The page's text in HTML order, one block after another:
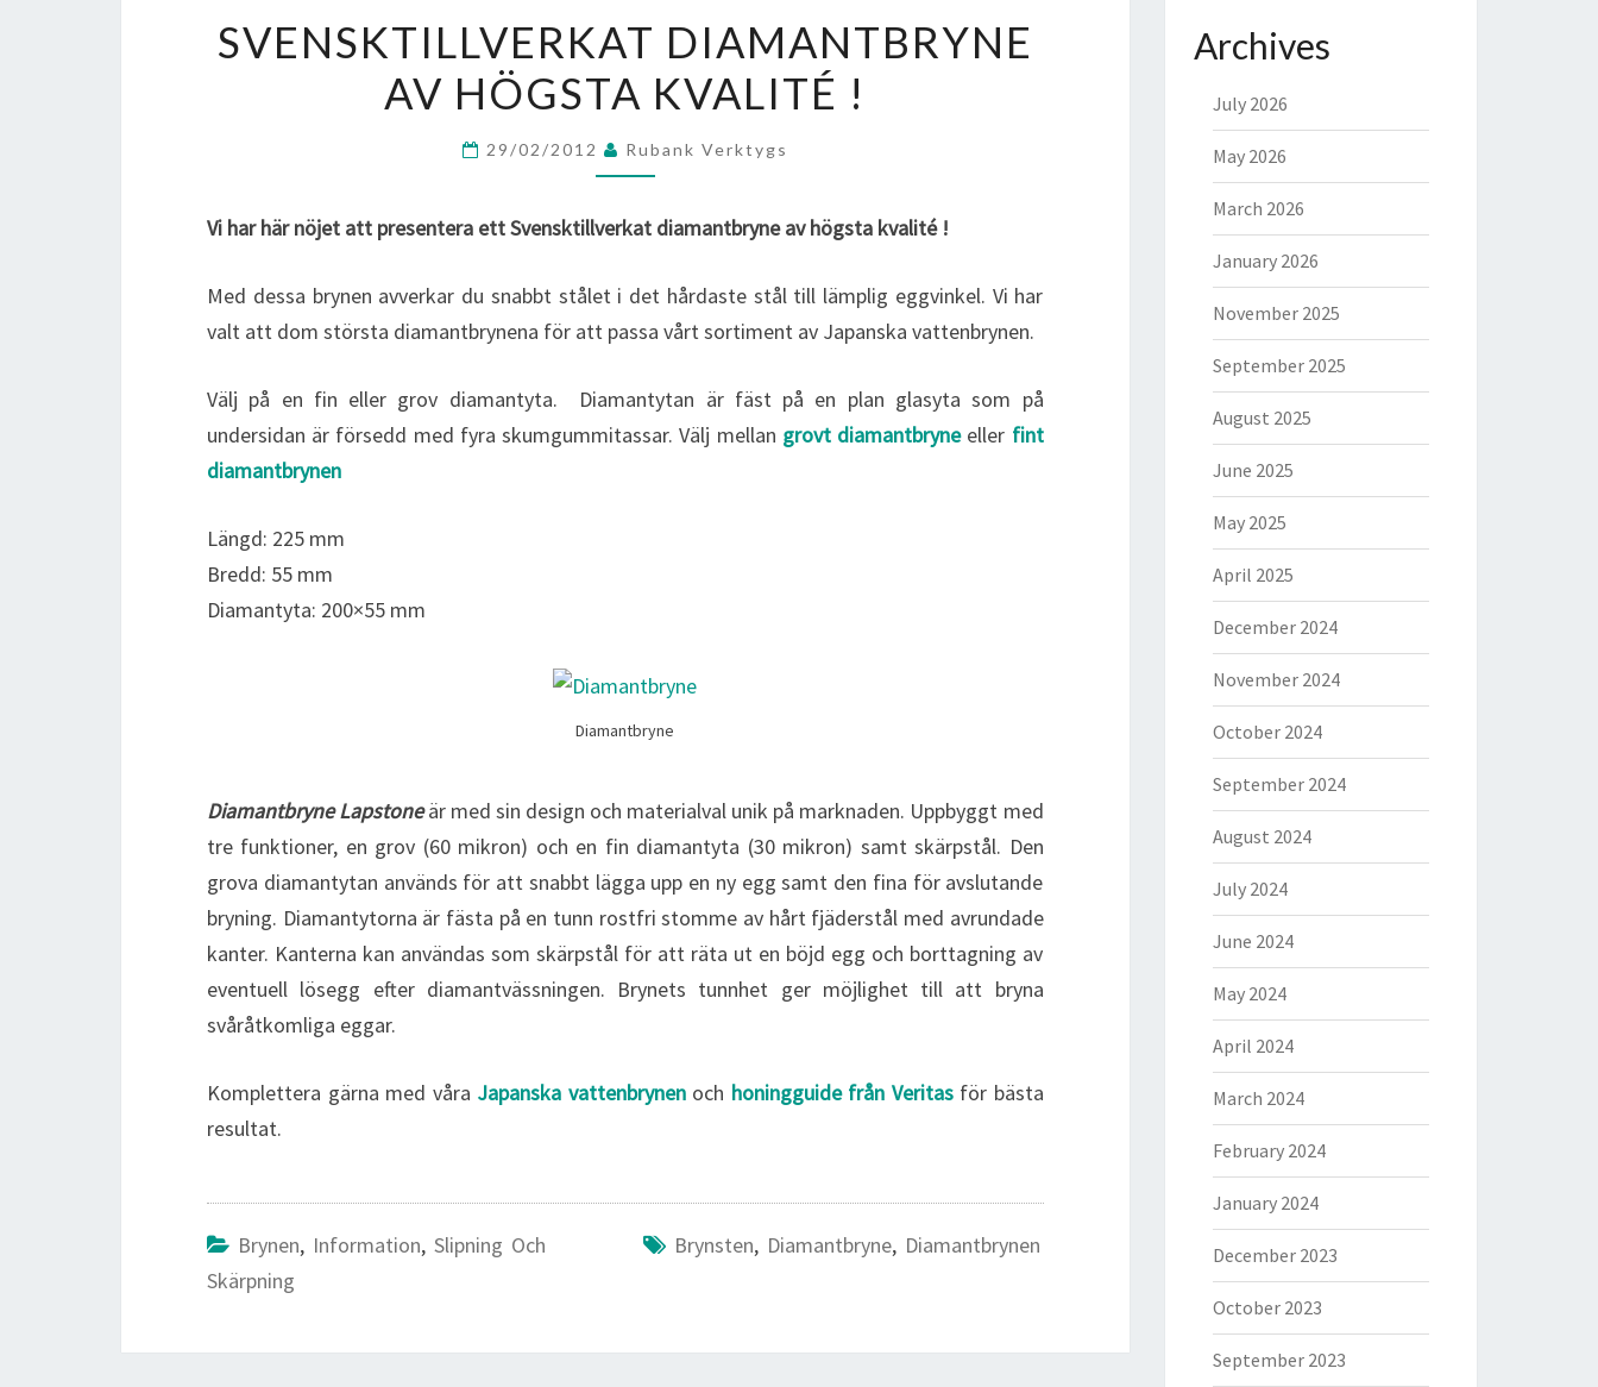
DIAMANTBRYNE
AV
HÖGSTA
KVALITÉ
SVENSKTILLVERKAT DIAMANTBRYNE
AV HÖGSTA KVALITÉ !
29/02/2012 Rubank Verktygs
Vi har här nöjet att presentera ett Svensktillverkat diamantbryne av högsta kvalité !
Med dessa brynen avverkar du snabbt stålet i det hårdaste stål till lämplig eggvinkel. Vi har
valt att dom största diamantbrynena för att passa vårt sortiment av Japanska vattenbrynen.
Välj på en fin eller grov diamantyta. Diamantytan är fäst på en plan glasyta som på
undersidan är försedd med fyra skumgummitassar. Välj mellan grovt diamantbryneeller fint
diamantbrynen
Längd: 225 mm
Bredd: 55 mm
Diamantyta: 200×55 mm
Diamantbryne
Diamantbryne Lapstoneär med sin design och materialval unik på marknaden. Uppbyggt med
tre funktioner, en grov (60 mikron) och en fin diamantyta (30 mikron) samt skärpstål. Den
grova diamantytan används för att snabbt lägga upp en ny egg samt den fina för avslutande
bryning. Diamantytorna är fästa på en tunn rostfri stomme av hårt fjäderstål med avrundade
kanter. Kanterna kan användas som skärpstål för att räta ut en böjd egg och borttagning av
eventuell lösegg efter diamantvässningen. Brynets tunnhet ger möjlighet till att bryna
svåråtkomliga eggar.
Komplettera gärna med våra Japanska vattenbrynenoch honingguide från Veritas för bästa
resultat.
Brynen, Information, Slipning Och
Skärpning
Brynsten, Diamantbryne, Diamantbrynen
Archives
July 2026
May 2026
March 2026
January 2026
November 2025
September 2025
August 2025
June 2025
May 2025
April 2025
December 2024
November 2024
October 2024
September 2024
August 2024
July 2024
June 2024
May 2024
April 2024
March 2024
February 2024
January 2024
December 2023
October 2023
September 2023